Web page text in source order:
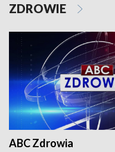
ZDROWIE
ABC Zdrowia